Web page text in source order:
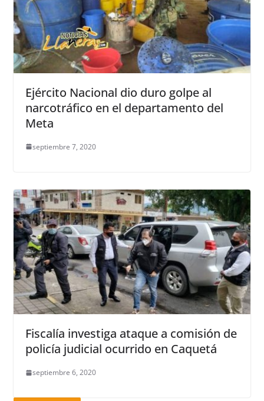
Ejército Nacional dio duro golpe al
narcotráfico en el departamento del
Meta
septiembre 7, 2020
Fiscalía investiga ataque a comisión de
policía judicial ocurrido en Caquetá
septiembre 6, 2020